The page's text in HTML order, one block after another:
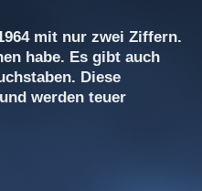
mit nur zwei Ziffern.
habe. Es gibt auch
Diese
werden teuer